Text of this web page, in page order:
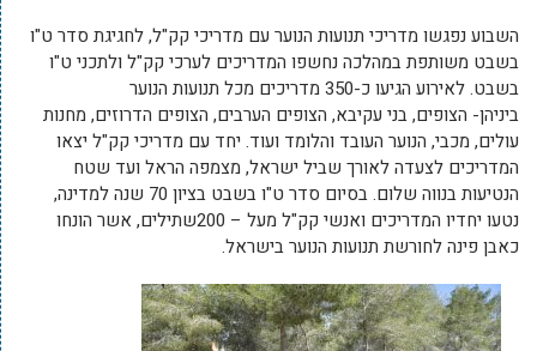
השבוע נפגשו מדריכי תנועות הנוער עם מדריכי קק"ל, לחגיגת סדר ט"ו
בשבט משותפת במהלכה נחשפו המדריכים לערכי קק"ל ולתכני ט"ו
בשבט. לאירוע הגיעו כ-350 מדריכים מכל תנועות הנוער
ביניהן- הצופים, בני עקיבא, הצופים הערבים, הצופים הדרוזים, מחנות
עולים, מכבי, הנוער העובד והלומד ועוד. יחד עם מדריכי קק"ל יצאו
המדריכים לצעדה לאורך שביל ישראל, מצמפה הראל ועד שטח
הנטיעות בנווה שלום. בסיום סדר ט"ו בשבט בציון 70 שנה למדינה,
נטעו יחדיו המדריכים ואנשי קק"ל מעל – 200שתילים, אשר הונחו
כאבן פינה לחורשת תנועות הנוער בישראל.